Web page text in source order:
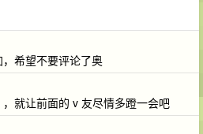
希望不要评论了奥
就让前面的 v 友尽情多蹬一会吧